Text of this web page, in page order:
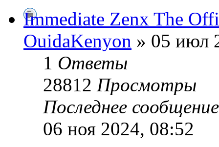
Immediate Zenx The
OuidaKenyon » 05 июл
1 Ответы
28812 Просмотры
Последнее
06 ноя 2024, 08:52